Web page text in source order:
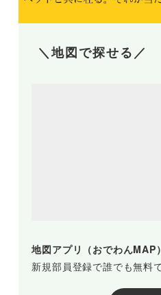
＼地図で探せる／
地図アプリ（おでわんMAP
新規部員登録で誰でも無料